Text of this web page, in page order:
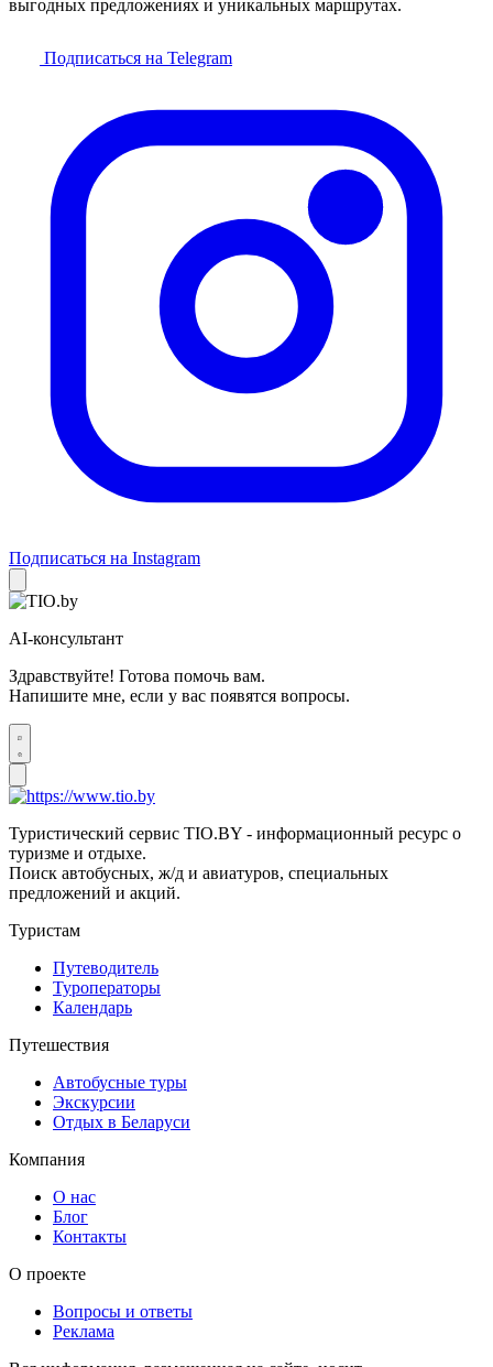
выгодных предложениях и уникальных маршрутах.
Подписаться на Telegram
Подписаться на Instagram
AI-консультант
Здравствуйте! Готова помочь вам.
Напишите мне, если у вас появятся вопросы.
Туристический сервис TIO.BY - информационный ресурс о
туризме и отдыхе.
Поиск автобусных, ж/д и авиатуров, специальных
предложений и акций.
Туристам
Путеводитель
Туроператоры
Календарь
Путешествия
Автобусные туры
Экскурсии
Отдых в Беларуси
Компания
О нас
Блог
Контакты
О проекте
Вопросы и ответы
Реклама